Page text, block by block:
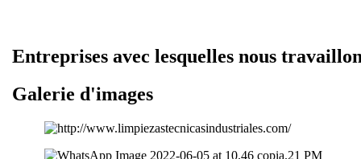
Entreprises avec lesquelles nous
Galerie d'images